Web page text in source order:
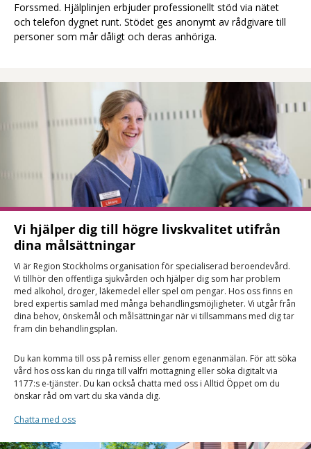
Forssmed. Hjälplinjen erbjuder professionellt stöd via nätet
och telefon dygnet runt. Stödet ges anonymt av rådgivare till
personer som mår dåligt och deras anhöriga.
Vi hjälper dig till högre livskvalitet utifrån
dina målsättningar
Vi är Region Stockholms organisation för specialiserad beroendevård.
Vi tillhör den offentliga sjukvården och hjälper dig som har problem
med alkohol, droger, läkemedel eller spel om pengar. Hos oss finns en
bred expertis samlad med många behandlingsmöjligheter. Vi utgår från
dina behov, önskemål och målsättningar när vi tillsammans med dig tar
fram din behandlingsplan.
Du kan komma till oss på remiss eller genom egenanmälan. För att söka
vård hos oss kan du ringa till valfri mottagning eller söka digitalt via
1177:s e-tjänster. Du kan också chatta med oss i Alltid Öppet om du
önskar råd om vart du ska vända dig.
Chatta med oss